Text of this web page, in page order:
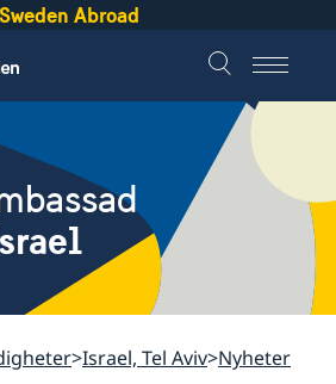
Sweden Abroad
Israel, Tel Aviv Nyheter